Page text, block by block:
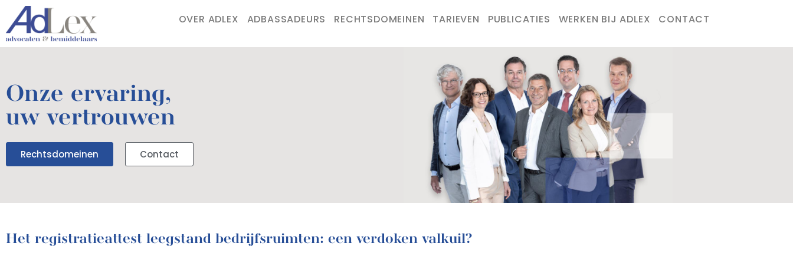
OVER ADLEX ADBASSADEURS RECHTSDOMEINEN TARIEVEN PUBLICATIES WERKEN BIJ ADLEX CONTACT
Onze ervaring,
uw vertrouwen
Rechtsdomeinen Contact
Het registratieattest leegstand bedrijfsruimten: een verdoken valkuil?